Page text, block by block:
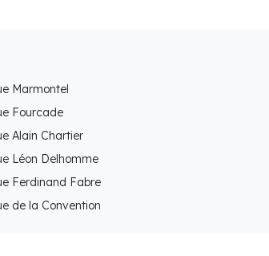
Marmontel
Fourcade
Alain Chartier
Léon Delhomme
Ferdinand Fabre
de la Convention